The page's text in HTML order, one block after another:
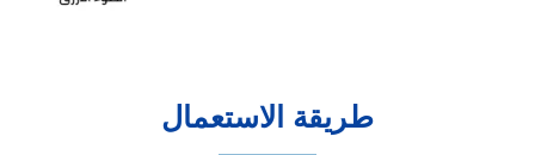
طريقة الاستعمال